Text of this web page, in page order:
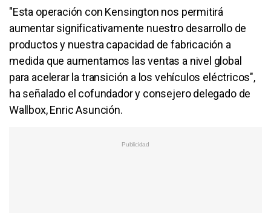
"Esta operación con Kensington nos permitirá
aumentar significativamente nuestro desarrollo de
productos y nuestra capacidad de fabricación a
medida que aumentamos las ventas a nivel global
para acelerar la transición a los vehículos eléctricos",
ha señalado el cofundador y consejero delegado de
Wallbox, Enric Asunción.